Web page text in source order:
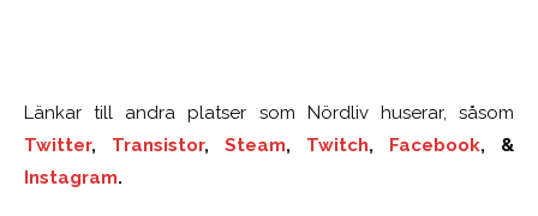
Länkar till andra platser som Nördliv huserar, såsom
Twitter, Transistor, Steam, Twitch, Facebook, &
Instagram.